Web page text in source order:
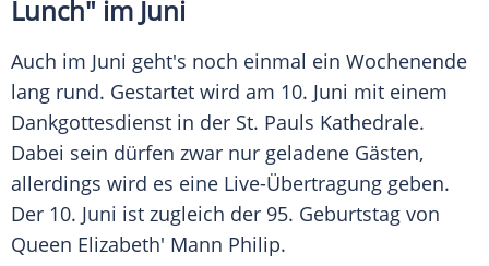
Lunch" im Juni
Auch im Juni geht's noch einmal ein Wochenende
lang rund. Gestartet wird am 10. Juni mit einem
Dankgottesdienst in der St. Pauls Kathedrale.
Dabei sein dürfen zwar nur geladene Gästen,
allerdings wird es eine Live-Übertragung geben.
Der 10. Juni ist zugleich der 95. Geburtstag von
Queen Elizabeth' Mann Philip.